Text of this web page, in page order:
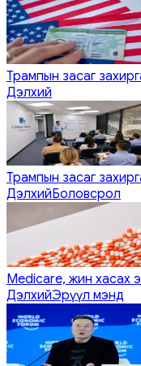
Трампын засаг
Дэлхий
Трампын засаг
ДэлхийБоловсрол
Medicare, жин хасах
ДэлхийЭрүүл мэнд